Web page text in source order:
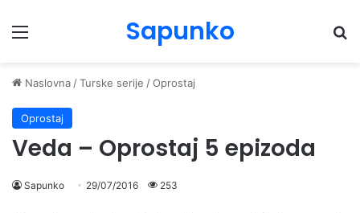
Menu Sapunko
Naslovna /Turske serije /Oprostaj
Oprostaj
Veda – Oprostaj 5 epizoda
Sapunko 29/07/2016 253